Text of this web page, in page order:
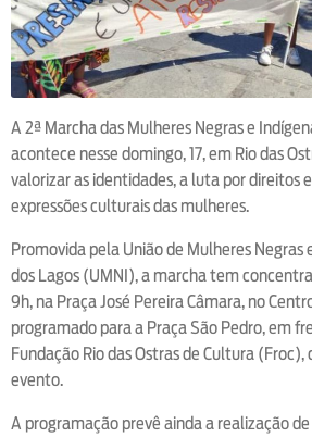
A 2ª Marcha das Mulheres Negras e
acontece nesse domingo, 17, em Rio das
valorizar as identidades, a luta por direitos
expressões culturais das mulheres.
Promovida pela União de Mulheres Negras
dos Lagos (UMNI), a marcha tem
9h, na Praça José Pereira Câmara, no
programado para a Praça São Pedro, em
Fundação Rio das Ostras de Cultura (Froc),
evento.
A programação prevê ainda a realização